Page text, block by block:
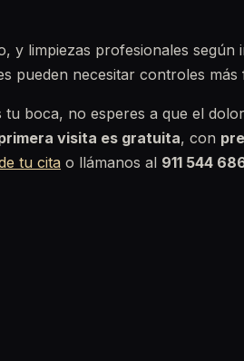
y limpiezas profesionales según
pueden necesitar controles más
boca, no esperes a que el
visita es gratuita, con
tu cita o llámanos al 911 544